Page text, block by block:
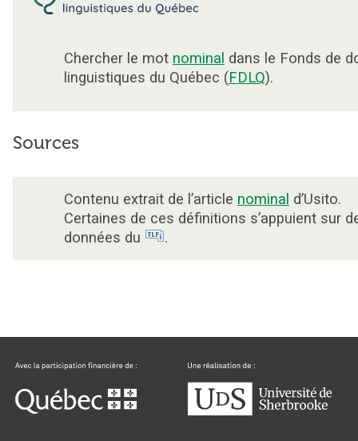
Chercher le mot nominal dans le Fonds de
linguistiques du Québec (FDLQ).
Sources
Contenu extrait de l’article nominal d’Usito.
Certaines de ces définitions s’appuient sur
données du
.